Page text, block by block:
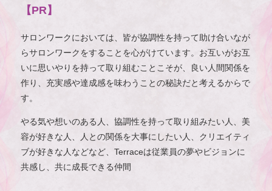
【PR】
サロンワークにおいては、皆が協調性を持って助け合いなが
らサロンワークをすることを心がけています。お互いがお互
いに思いやりを持って取り組むことこそが、良い人間関係を
作り、充実感や達成感を味わうことの秘訣だと考えるからで
す。
やる気や想いのある人、協調性を持って取り組みたい人、美
容が好きな人、人との関係を大事にしたい人、クリエイティ
ブが好きな人などなど、Terraceは従業員の夢やビジョンに
共感し、共に成長できる仲間